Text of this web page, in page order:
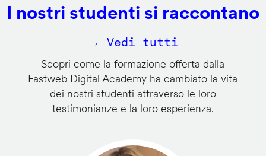
I nostri studenti si raccontano
→ Vedi tutti
Scopri come la formazione offerta dalla
Fastweb Digital Academy ha cambiato la vita
dei nostri studenti attraverso le loro
testimonianze e la loro esperienza.